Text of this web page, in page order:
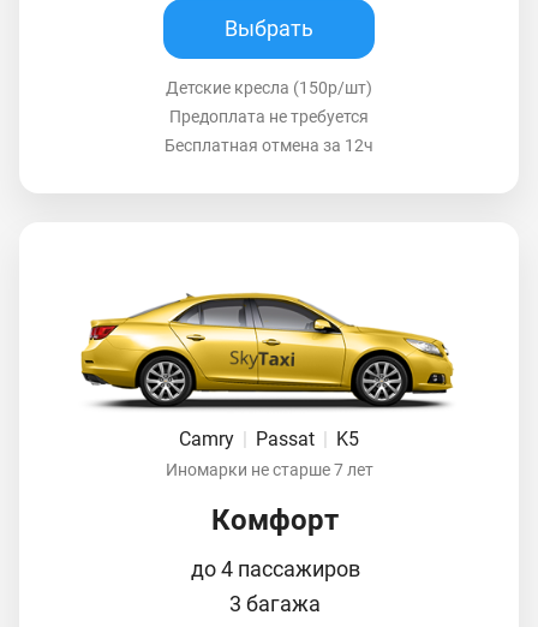
Выбрать
Детские кресла (150р/шт)
Предоплата не требуется
Бесплатная отмена за 12ч
Camry Passat K5
Иномарки не старше 7 лет
Комфорт
до 4 пассажиров
3 багажа